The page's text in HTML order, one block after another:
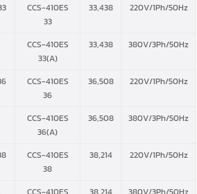
CCS-410ES
33
33,438 220V/1Ph/50Hz
CCS-410ES
33(A)
33,438 380V/3Ph/50Hz
CCS-410ES
36
36,508 220V/1Ph/50Hz
CCS-410ES
36(A)
36,508 380V/3Ph/50Hz
CCS-410ES
38
38,214 220V/1Ph/50Hz